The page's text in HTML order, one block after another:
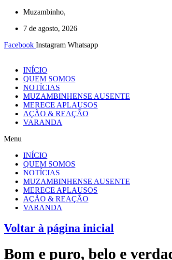
Muzambinho,
7 de agosto, 2026
Facebook Instagram Whatsapp
INÍCIO
QUEM SOMOS
NOTÍCIAS
MUZAMBINHENSE AUSENTE
MERECE APLAUSOS
AÇÃO & REAÇÃO
VARANDA
Menu
INÍCIO
QUEM SOMOS
NOTÍCIAS
MUZAMBINHENSE AUSENTE
MERECE APLAUSOS
AÇÃO & REAÇÃO
VARANDA
Voltar à página inicial
Bom e puro, belo e